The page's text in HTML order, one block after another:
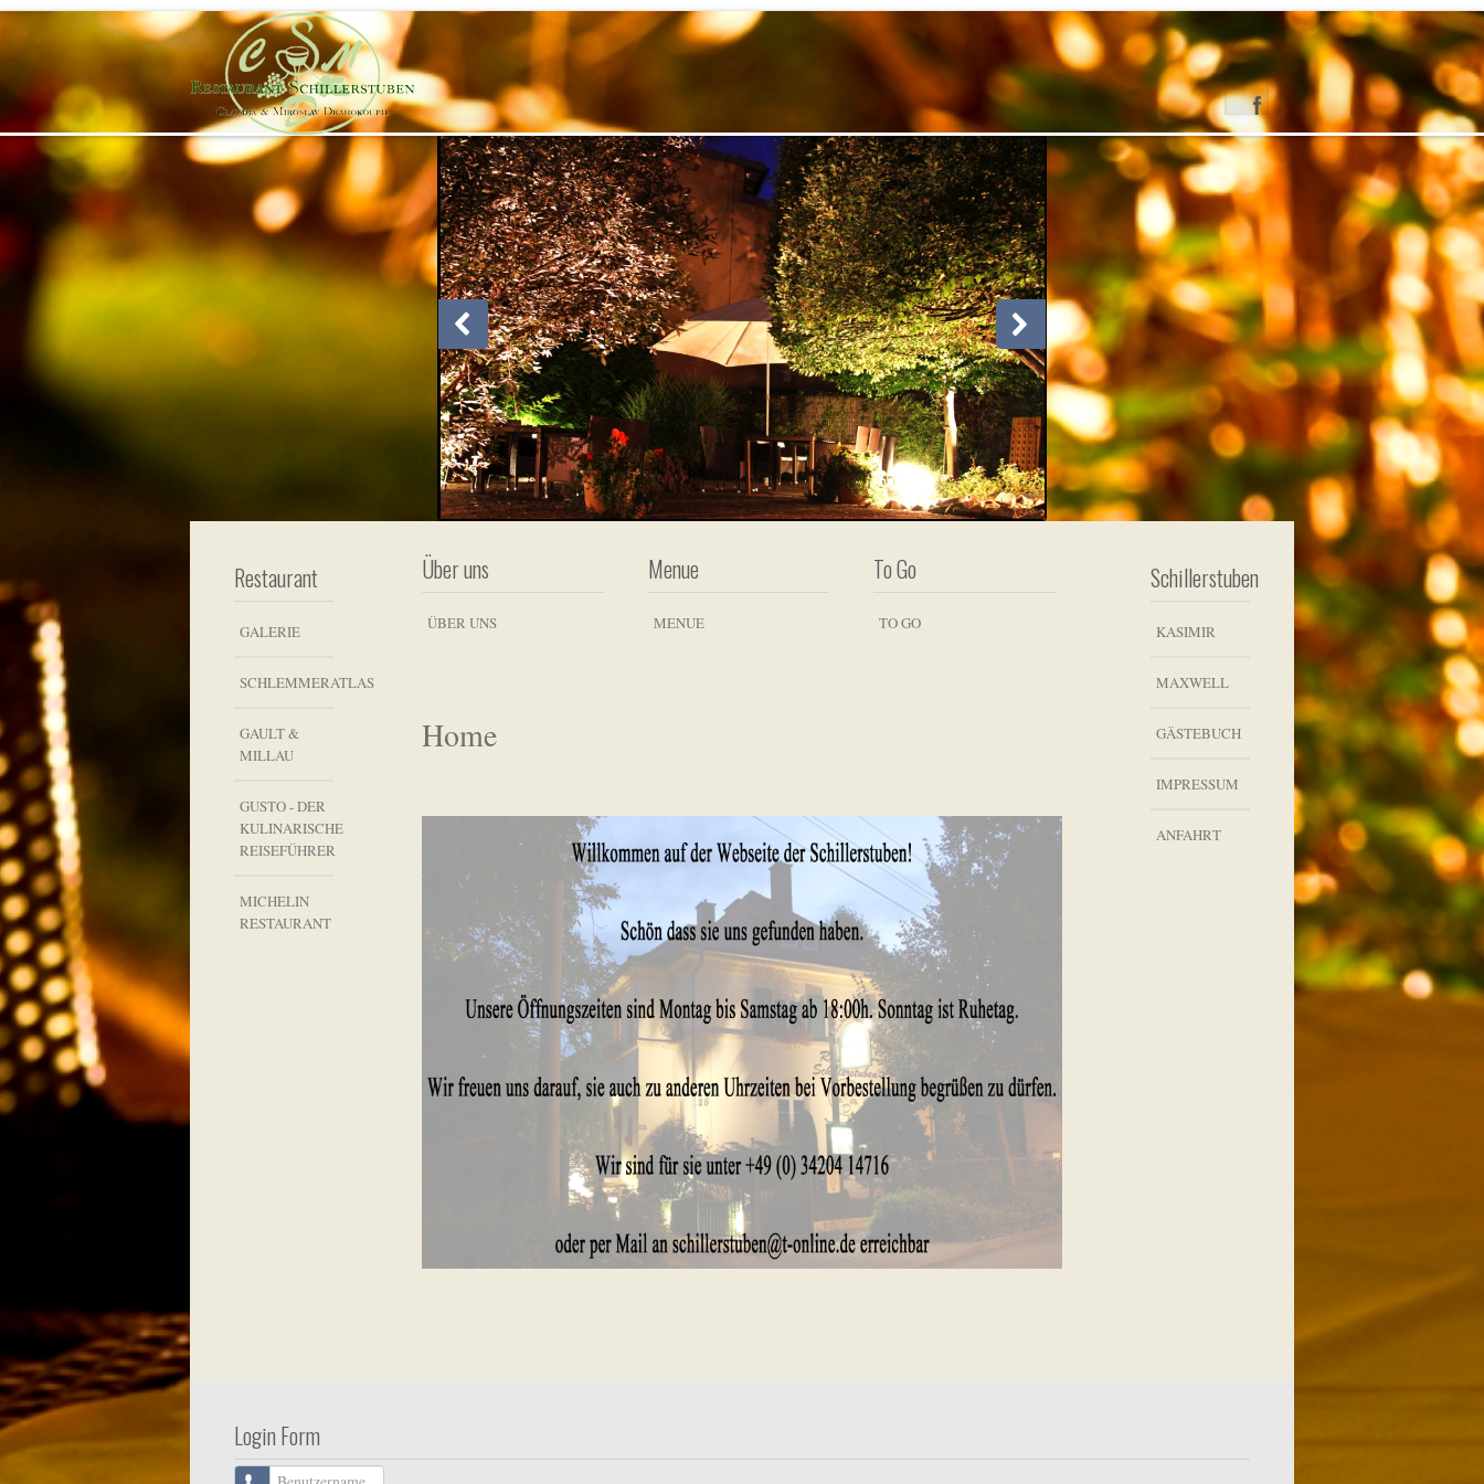
Restaurant
GALERIE
SCHLEMMERATLAS
GAULT &
MILLAU
GUSTO - DER
KULINARISCHE
REISEFÜHRER
MICHELIN
RESTAURANT
Schillerstuben
KASIMIR
MAXWELL
GÄSTEBUCH
IMPRESSUM
ANFAHRT
Über uns
ÜBER UNS
Menue
MENUE
To Go
TO GO
Home
Login Form